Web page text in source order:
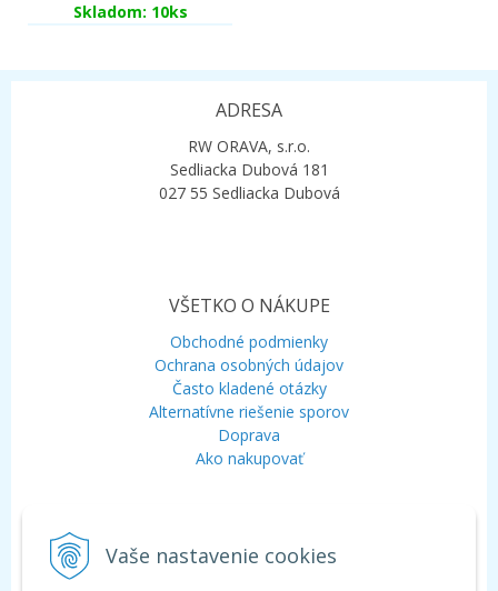
Vaše nastavenie cookies
Skladom: 10ks
ADRESA
RW ORAVA, s.r.o.
Sedliacka Dubová 181
027 55 Sedliacka Dubová
VŠETKO O NÁKUPE
Obchodné podmienky
Ochrana osobných údajov
Často kladené otázky
Alternatívne riešenie sporov
Doprava
Ako nakupovať
Mobil:+421 948 120 323